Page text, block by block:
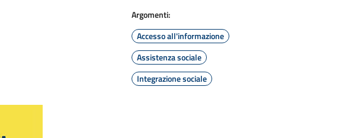
Argomenti:
Accesso all'informazione
Assistenza sociale
Integrazione sociale